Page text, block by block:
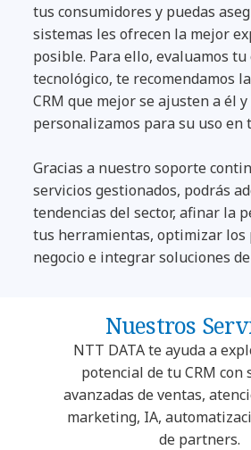
tus consumidores y puedas
sistemas les ofrecen la mejor
posible. Para ello, evaluamos
tecnológico, te recomendamos
CRM que mejor se ajusten a él y
personalizamos para su uso en
Gracias a nuestro soporte
servicios gestionados, podrás
tendencias del sector, afinar la
tus herramientas, optimizar los
negocio e integrar soluciones
Nuestros
NTT DATA te ayuda a
potencial de tu CRM con
avanzadas de ventas,
marketing, IA,
de partners.